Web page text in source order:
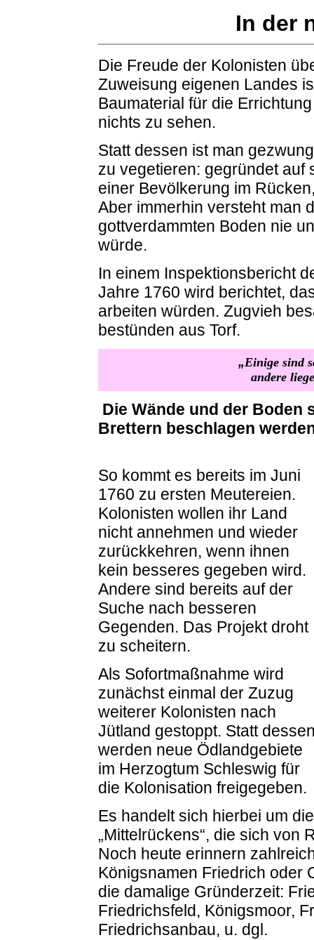
In der
Die Freude der Kolonisten
Zuweisung eigenen Landes
Baumaterial für die
nichts zu sehen.
Statt dessen ist man
zu vegetieren: gegründet auf
einer Bevölkerung im
Aber immerhin versteht man
gottverdammten Boden nie
würde.
In einem Inspektionsbericht
Jahre 1760 wird berichtet,
arbeiten würden. Zugvieh
bestünden aus Torf.
„Einige sind
andere
Die Wände und der
Brettern beschlagen
So kommt es bereits im Juni
1760 zu ersten Meutereien.
Kolonisten wollen ihr Land
nicht annehmen und wieder
zurückkehren, wenn ihnen
kein besseres gegeben wird.
Andere sind bereits auf der
Suche nach besseren
Gegenden. Das Projekt droht
zu scheitern.
Als Sofortmaßnahme wird
zunächst einmal der Zuzug
weiterer Kolonisten nach
Jütland gestoppt. Statt
werden neue Ödlandgebiete
im Herzogtum Schleswig für
die Kolonisation freigegeben.
Es handelt sich hierbei um
„Mittelrückens“, die sich von
Noch heute erinnern
Königsnamen Friedrich oder
die damalige Gründerzeit:
Friedrichsfeld, Königsmoor,
Friedrichsanbau, u. dgl.